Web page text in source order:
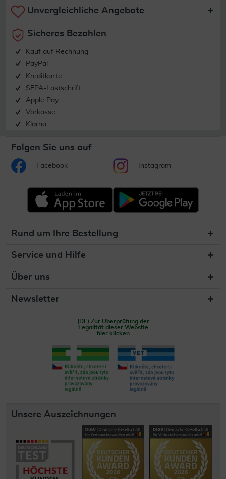
Unvergleichliche Angebote
Sicheres Bezahlen
Kauf auf Rechnung
PayPal
Kreditkarte
SEPA-Lastschrift
Apple Pay
Vorkasse
Klarna
Folgen Sie uns auf
Facebook Instagram
Rund um Ihre Bestellung
Service und Hilfe
Über uns
Newsletter
(DE) Zur Überprüfung der
Legalität dieser Website
hier klicken
Unsere Auszeichnungen